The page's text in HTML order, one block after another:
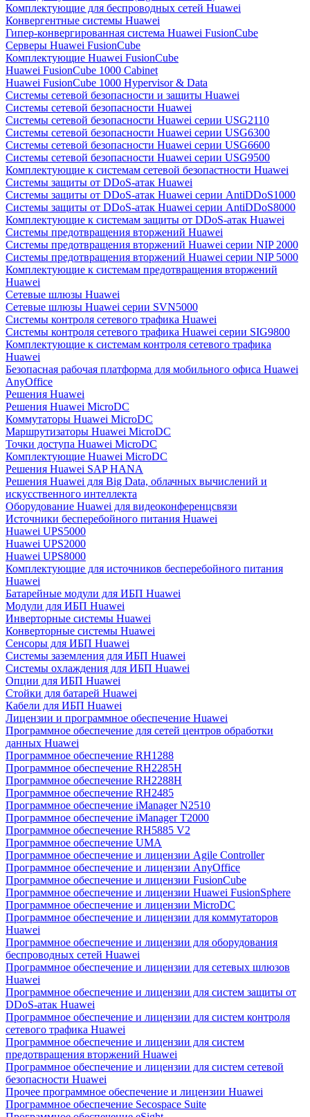
Комплектующие для беспроводных сетей Huawei
Конвергентные системы Huawei
Гипер-конвергированная система Huawei FusionCube
Серверы Huawei FusionCube
Комплектующие Huawei FusionCube
Huawei FusionCube 1000 Cabinet
Huawei FusionCube 1000 Hypervisor & Data
Системы сетевой безопасности и защиты Huawei
Системы сетевой безопасности Huawei
Системы сетевой безопасности Huawei серии USG2110
Системы сетевой безопасности Huawei серии USG6300
Системы сетевой безопасности Huawei серии USG6600
Системы сетевой безопасности Huawei серии USG9500
Комплектующие к системам сетевой безопастности Huawei
Системы защиты от DDoS-атак Huawei
Системы защиты от DDoS-атак Huawei серии AntiDDoS1000
Системы защиты от DDoS-атак Huawei серии AntiDDoS8000
Комплектующие к системам защиты от DDoS-атак Huawei
Системы предотвращения вторжений Huawei
Системы предотвращения вторжений Huawei серии NIP 2000
Системы предотвращения вторжений Huawei серии NIP 5000
Комплектующие к системам предотвращения вторжений
Huawei
Сетевые шлюзы Huawei
Сетевые шлюзы Huawei серии SVN5000
Системы контроля сетевого трафика Huawei
Системы контроля сетевого трафика Huawei серии SIG9800
Комплектующие к системам контроля сетевого трафика
Huawei
Безопасная рабочая платформа для мобильного офиса Huawei
AnyOffice
Решения Huawei
Решения Huawei MicroDC
Коммутаторы Huawei MicroDC
Маршрутизаторы Huawei MicroDC
Точки доступа Huawei MicroDC
Комплектующие Huawei MicroDC
Решения Huawei SAP HANA
Решения Huawei для Big Data, облачных вычислений и
искусственного интеллекта
Оборудование Huawei для видеоконференцсвязи
Источники бесперебойного питания Huawei
Huawei UPS5000
Huawei UPS2000
Huawei UPS8000
Комплектующие для источников бесперебойного питания
Huawei
Батарейные модули для ИБП Huawei
Модули для ИБП Huawei
Инверторные системы Huawei
Конверторные системы Huawei
Сенсоры для ИБП Huawei
Системы заземления для ИБП Huawei
Системы охлаждения для ИБП Huawei
Опции для ИБП Huawei
Стойки для батарей Huawei
Кабели для ИБП Huawei
Лицензии и программное обеспечение Huawei
Программное обеспечение для сетей центров обработки
данных Huawei
Программное обеспечение RH1288
Программное обеспечение RH2285H
Программное обеспечение RH2288H
Программное обеспечение RH2485
Программное обеспечение iManager N2510
Программное обеспечение iManager T2000
Программное обеспечение RH5885 V2
Программное обеспечение UMA
Программное обеспечение и лицензии Agile Controller
Программное обеспечение и лицензии AnyOffice
Программное обеспечение и лицензии FusionCube
Программное обеспечение и лицензии Huawei FusionSphere
Программное обеспечение и лицензии MicroDC
Программное обеспечение и лицензии для коммутаторов
Huawei
Программное обеспечение и лицензии для оборудования
беспроводных сетей Huawei
Программное обеспечение и лицензии для сетевых шлюзов
Huawei
Программное обеспечение и лицензии для систем защиты от
DDoS-атак Huawei
Программное обеспечение и лицензии для систем контроля
сетевого трафика Huawei
Программное обеспечение и лицензии для систем
предотвращения вторжений Huawei
Программное обеспечение и лицензии для систем сетевой
безопасности Huawei
Прочее программное обеспечение и лицензии Huawei
Программное обеспечение Secospace Suite